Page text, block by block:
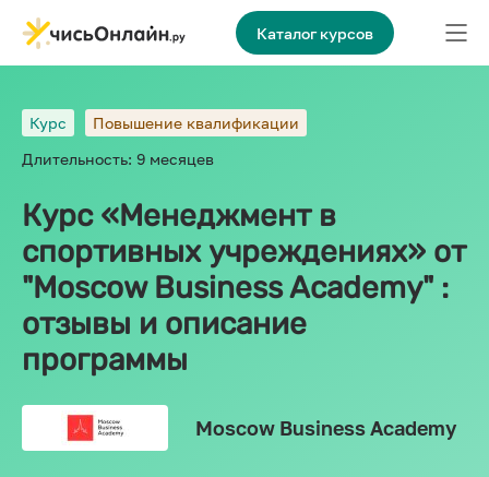
Каталог курсов
Курс
Повышение квалификации
Длительность: 9 месяцев
Курс «Менеджмент в
спортивных учреждениях» от
"Moscow Business Academy" :
отзывы и описание
программы
Moscow Business Academy